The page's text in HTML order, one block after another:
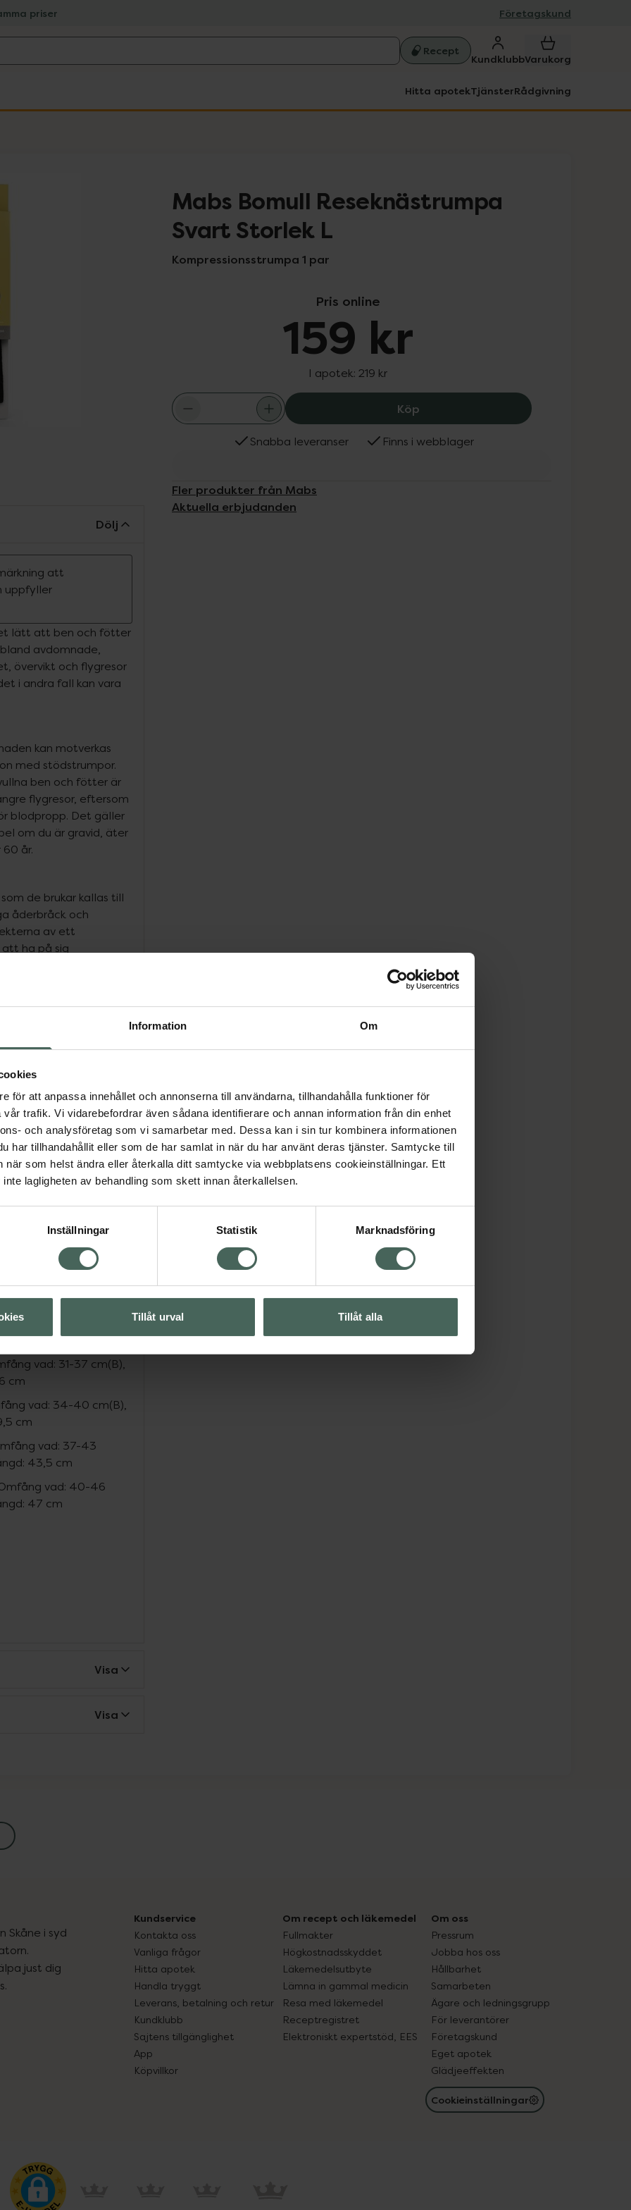
Information Om
för att anpassa innehållet och annonserna till användarna, tillhandahålla funktioner för
trafik. Vi vidarebefordrar även sådana identifierare och annan information från din enhet
och analysföretag som vi samarbetar med. Dessa kan i sin tur kombinera informationen
har tillhandahållit eller som de har samlat in när du har använt deras tjänster. Samtycke till
när som helst ändra eller återkalla ditt samtycke via webbplatsens cookieinställningar. Ett
lagligheten av behandling som skett innan återkallelsen.
Inställningar Statistik Marknadsföring
Tillåt urval Tillåt alla
priser Företagskund
Recept
KundklubbVarukorg
Hitta apotekTjänsterRådgivning
Mabs Bomull Reseknästrumpa
Svart Storlek L
Kompressionsstrumpa 1 par
Pris online
159 kr
I apotek: 219 kr
Köp Mabs Bomull Reseknästrumpa Svart
Snabba leveranser Finns i webblager
Fler produkter från Mabs
Aktuella erbjudanden
Dölj
att
uppfyller
lätt att ben och fötter
avdomnade,
övervikt och flygresor
i andra fall kan vara
kan motverkas
med stödstrumpor.
ben och fötter är
flygresor, eftersom
blodpropp. Det gäller
om du är gravid, äter
år.
de brukar kallas till
åderbråck och
av ett
ha på sig
att pressa
nytt syre innan det
kompressionsterapi
vetenskapligt
bör inte förväxlas
och ingen
skall bli
nedan ordning)
(A).
(B).
vad: 28-34 cm (B),
cm
vad: 31-37 cm(B),
cm
vad: 34-40 cm(B),
cm
vad: 37-43
43,5 cm
vad: 40-46
47 cm
Visa
Visa
Skåne i syd
just dig
Kundservice
Kontakta oss
Vanliga frågor
Hitta apotek
Handla tryggt
Leverans, betalning och retur
Kundklubb
Sajtens tillgänglighet
App
Köpvillkor
Om recept och läkemedel
Fullmakter
Högkostnadsskyddet
Läkemedelsutbyte
Lämna in gammal medicin
Resa med läkemedel
Receptregistret
Elektroniskt expertstöd, EES
Om oss
Pressrum
Jobba hos oss
Hållbarhet
Samarbeten
Ägare och ledningsgrupp
För leverantörer
Företagskund
Eget apotek
Glädjeeffekten
Cookieinställningar